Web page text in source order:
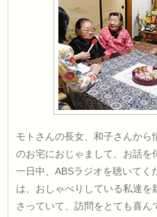
モトさんの長女、和子さんか
のお宅におじゃまして、お話を
一日中、ABSラジオを聴いてく
は、おしゃべりしている私達
さっていて、訪問をとても喜ん